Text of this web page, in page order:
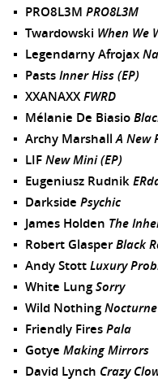
PRO8L3M PRO8L3M
Twardowski When We
Legendarny Afrojax
PastsInner Hiss (EP)
XXANAXXFWRD
Mélanie De Biasio
Archy MarshallA New
LIFNew Mini (EP)
Eugeniusz Rudnik
Darkside Psychic
James Holden The
Robert GlasperBlack
Andy StottLuxury
White LungSorry
Wild NothingNocturne
Friendly FiresPala
Gotye Making Mirrors
David Lynch Crazy